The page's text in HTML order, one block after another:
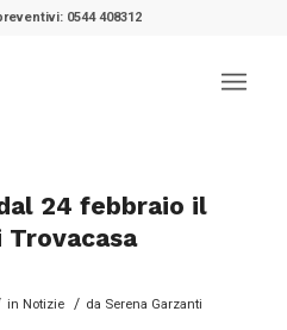
0544 408312
24 febbraio il
in Notizie / da Serena Garzanti